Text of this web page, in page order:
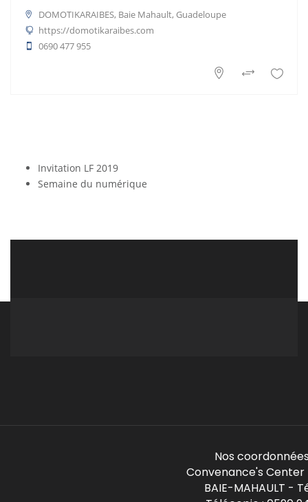
DOMOTIKARAIBES, Baie Mahault, Guadeloupe
https://domotikaraibes.com
0690 477 955
Invitation LF 2019
Semaine du numérique
Nos coordonnées
Convenance's Center
BAIE-MAHAULT -